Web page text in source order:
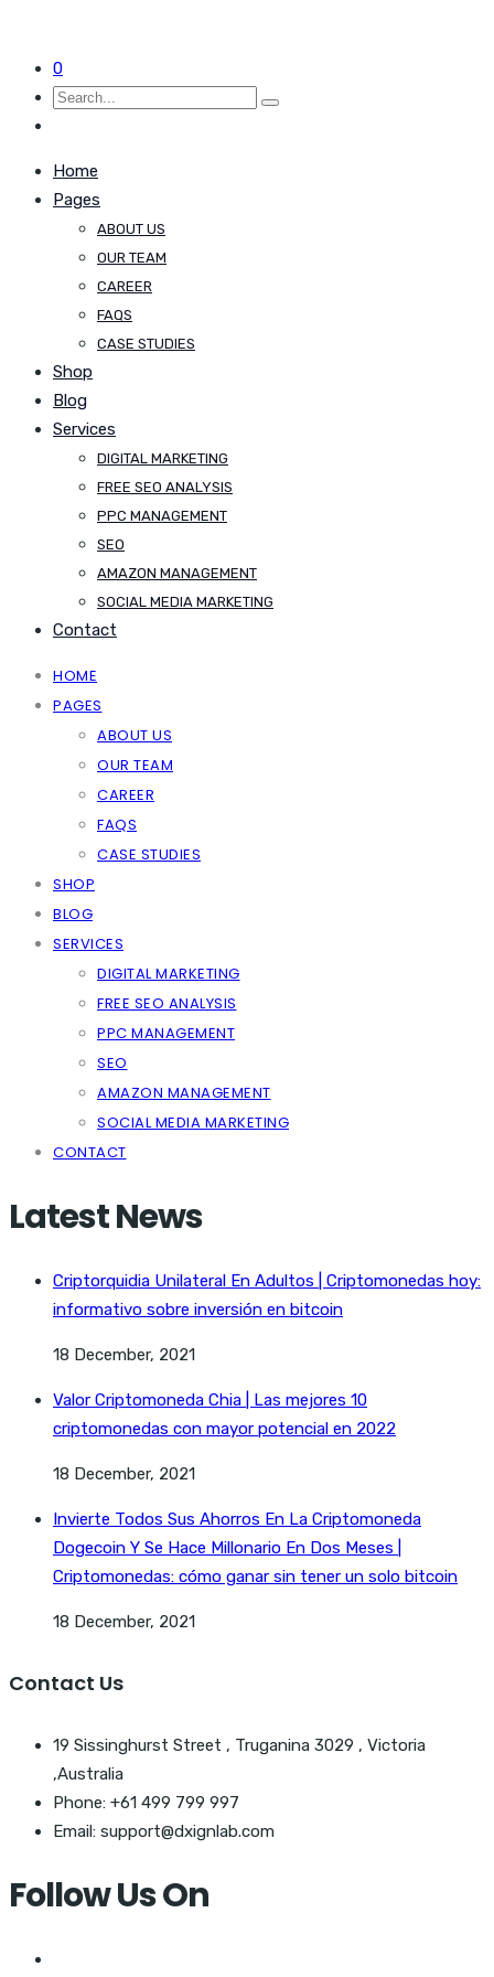
0
Home
Pages
ABOUT US
OUR TEAM
CAREER
FAQS
CASE STUDIES
Shop
Blog
Services
DIGITAL MARKETING
FREE SEO ANALYSIS
PPC MANAGEMENT
SEO
AMAZON MANAGEMENT
SOCIAL MEDIA MARKETING
Contact
HOME
PAGES
ABOUT US
OUR TEAM
CAREER
FAQS
CASE STUDIES
SHOP
BLOG
SERVICES
DIGITAL MARKETING
FREE SEO ANALYSIS
PPC MANAGEMENT
SEO
AMAZON MANAGEMENT
SOCIAL MEDIA MARKETING
CONTACT
Latest News
Criptorquidia Unilateral En Adultos | Criptomonedas hoy:
informativo sobre inversión en bitcoin
18 December, 2021
Valor Criptomoneda Chia | Las mejores 10
criptomonedas con mayor potencial en 2022
18 December, 2021
Invierte Todos Sus Ahorros En La Criptomoneda
Dogecoin Y Se Hace Millonario En Dos Meses |
Criptomonedas: cómo ganar sin tener un solo bitcoin
18 December, 2021
Contact Us
19 Sissinghurst Street , Truganina 3029 , Victoria
,Australia
Phone: +61 499 799 997
Email: support@dxignlab.com
Follow Us On